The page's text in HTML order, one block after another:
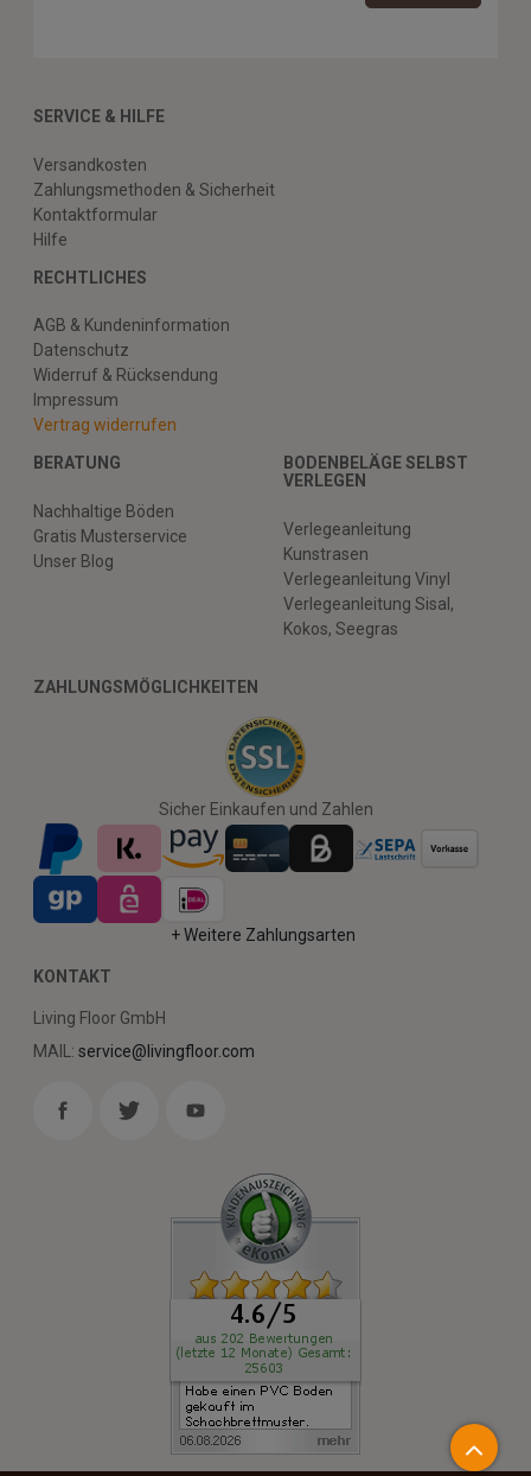
SERVICE & HILFE
Versandkosten
Zahlungsmethoden & Sicherheit
Kontaktformular
Hilfe
RECHTLICHES
AGB & Kundeninformation
Datenschutz
Widerruf & Rücksendung
Impressum
Vertrag widerrufen
BERATUNG
Nachhaltige Böden
Gratis Musterservice
Unser Blog
BODENBELÄGE SELBST
VERLEGEN
Verlegeanleitung
Kunstrasen
Verlegeanleitung Vinyl
Verlegeanleitung Sisal,
Kokos, Seegras
ZAHLUNGSMÖGLICHKEITEN
Sicher Einkaufen und Zahlen
+ Weitere Zahlungsarten
KONTAKT
Living Floor GmbH
MAIL: service@livingfloor.com